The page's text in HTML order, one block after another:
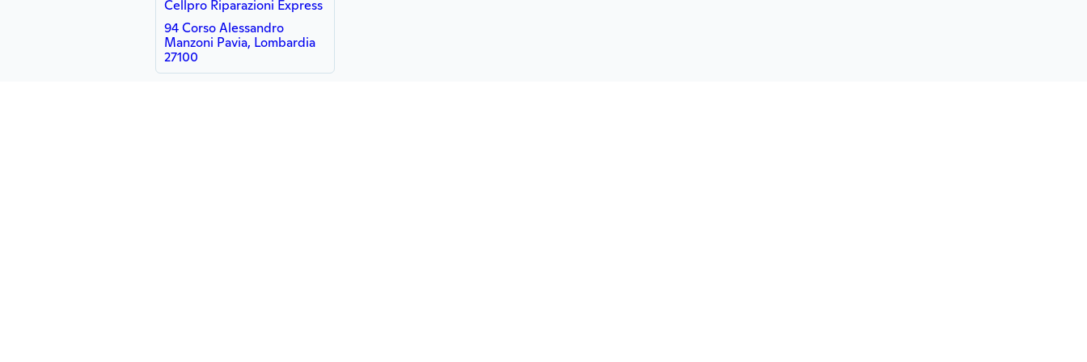
Cellpro Riparazioni Express
94 Corso Alessandro
Manzoni Pavia, Lombardia
27100